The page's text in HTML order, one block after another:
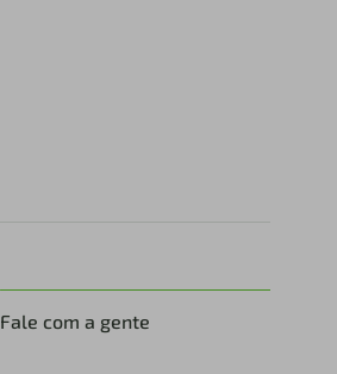
Fale com a gente